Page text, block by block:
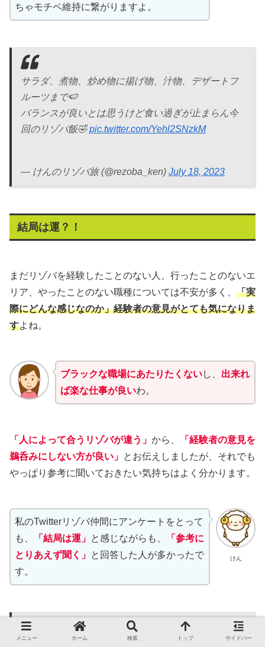
ちゃモチベ維持に繋がりますよ。
サラダ、煮物、炒め物に揚げ物、汁物、デザートフ
ルーツまで🍉
バランスが良いとは思うけど食い過ぎが止まらん今
回のリゾバ飯🤣pic.twitter.com/Yehl2SNzkM
— けんのリゾバ旅 (@rezoba_ken) July 18, 2023
結局は運？！
まだリゾバを経験したことのない人、行ったことのないエ
リア、やったことのない職種については不安が多く、 「実
際にどんな感じなのか」経験者の意見がとても気になりま
すよね。
ブラックな職場にあたりたくないし、 出来れ
ば楽な仕事が良いわ。
「人によって合うリゾバが違う」 から、
「経験者の意見を
鵜呑みにしない方が良い」 とお伝えしましたが、それでも
やっぱり参考に聞いておきたい気持ちはよく分かります。
けん
私のTwitterリゾバ仲間にアンケートをとって
も、
「結局は運」 と感じながらも、
「参考に
とりあえず聞く」 と回答した人が多かったで
す。
メニュー ホーム 検索 トップ サイドバー